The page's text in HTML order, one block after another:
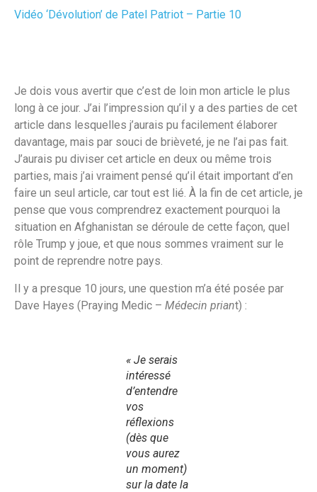
Vidéo ‘Dévolution’ de Patel Patriot – Partie 10
Je dois vous avertir que c’est de loin mon article le plus
long à ce jour. J’ai l’impression qu’il y a des parties de cet
article dans lesquelles j’aurais pu facilement élaborer
davantage, mais par souci de brièveté, je ne l’ai pas fait.
J’aurais pu diviser cet article en deux ou même trois
parties, mais j’ai vraiment pensé qu’il était important d’en
faire un seul article, car tout est lié. À la fin de cet article, je
pense que vous comprendrez exactement pourquoi la
situation en Afghanistan se déroule de cette façon, quel
rôle Trump y joue, et que nous sommes vraiment sur le
point de reprendre notre pays.
Il y a presque 10 jours, une question m’a été posée par
Dave Hayes (Praying Medic – Médecin priant) :
« Je serais
intéressé
d’entendre
vos
réflexions
(dès que
vous aurez
un moment)
sur la date la